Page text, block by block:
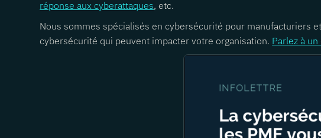
réponse aux cyberattaques, etc.
Nous sommes spécialisés en cybersécurité pour manufacturiers
cybersécurité qui peuvent impacter votre organisation. Parlez à